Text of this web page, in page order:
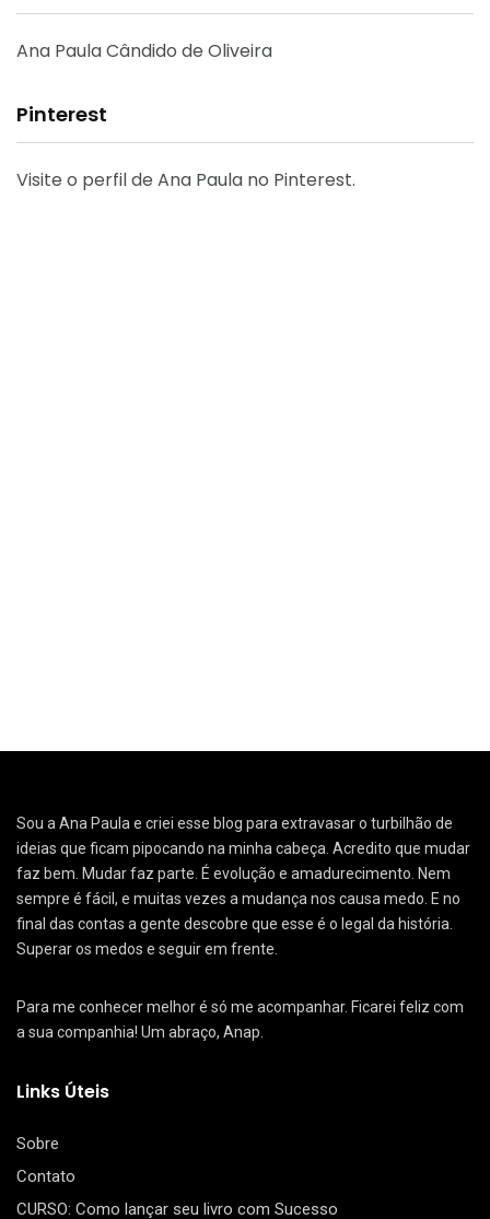
Ana Paula Cândido de Oliveira
Pinterest
Visite o perfil de Ana Paula no Pinterest.
Sou a Ana Paula e criei esse blog para extravasar o turbilhão de
ideias que ficam pipocando na minha cabeça. Acredito que mudar
faz bem. Mudar faz parte. É evolução e amadurecimento. Nem
sempre é fácil, e muitas vezes a mudança nos causa medo. E no
final das contas a gente descobre que esse é o legal da história.
Superar os medos e seguir em frente.
Para me conhecer melhor é só me acompanhar. Ficarei feliz com
a sua companhia! Um abraço, Anap.
Links Úteis
Sobre
Contato
CURSO: Como lançar seu livro com Sucesso